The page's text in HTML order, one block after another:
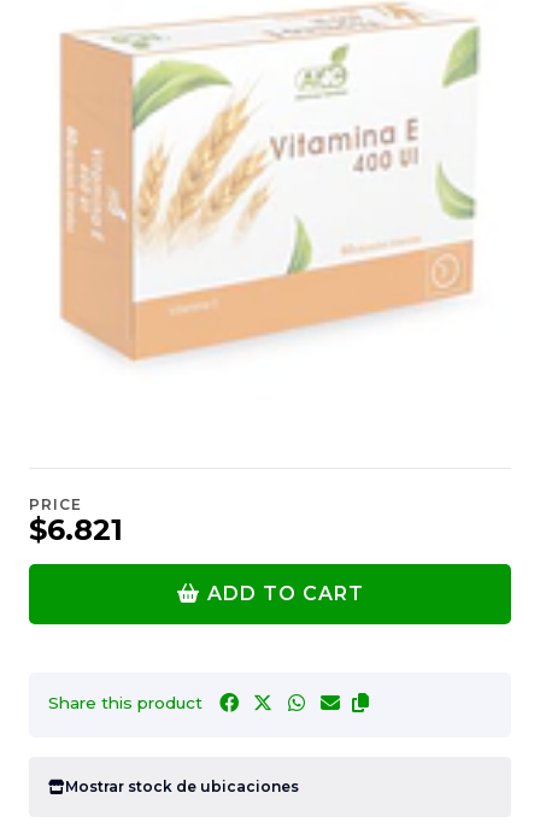
PRICE
$6.821
ADD TO CART
Share this product
Mostrar stock de ubicaciones